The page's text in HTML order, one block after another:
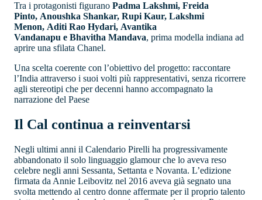
Tra i protagonisti figurano Padma Lakshmi, Freida
Pinto, Anoushka Shankar, Rupi Kaur, Lakshmi
Menon, Aditi Rao Hydari, Avantika
Vandanapu e Bhavitha Mandava, prima modella indiana ad
aprire una sfilata Chanel.
Una scelta coerente con l’obiettivo del progetto: raccontare
l’India attraverso i suoi volti più rappresentativi, senza ricorrere
agli stereotipi che per decenni hanno accompagnato la
narrazione del Paese
Il Cal continua a reinventarsi
Negli ultimi anni il Calendario Pirelli ha progressivamente
abbandonato il solo linguaggio glamour che lo aveva reso
celebre negli anni Sessanta, Settanta e Novanta. L’edizione
firmata da Annie Leibovitz nel 2016 aveva già segnato una
svolta mettendo al centro donne affermate per il proprio talento